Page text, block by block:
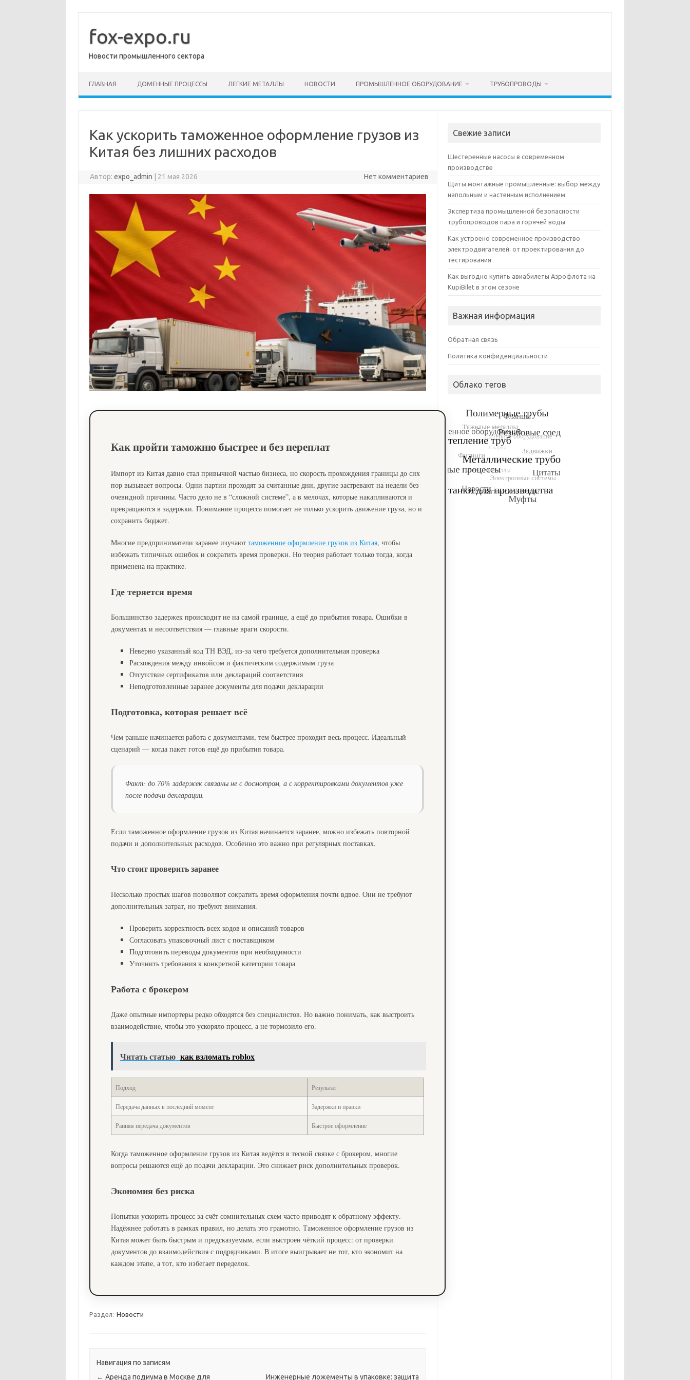
содержимому
fox-expo.ru
Новости промышленного сектора
ГЛАВНАЯ ДОМЕННЫЕ ПРОЦЕССЫ ЛЕГКИЕ МЕТАЛЛЫ НОВОСТИ ПРОМЫШЛЕННОЕ ОБОРУДОВАНИЕ ТРУБОПРОВОДЫ
Как ускорить таможенное оформление грузов из
Китая без лишних расходов
Автор:expo_admin 21 мая 2026 Нет комментариев
Как пройти таможню быстрее и без переплат
Импорт из Китая давно стал привычной частью бизнеса, но скорость прохождения границы до сих
пор вызывает вопросы. Одни партии проходят за считанные дни, другие застревают на недели без
очевидной причины. Часто дело не в “сложной системе”, а в мелочах, которые накапливаются и
превращаются в задержки. Понимание процесса помогает не только ускорить движение груза, но и
сохранить бюджет.
Многие предприниматели заранее изучают таможенное оформление грузов из Китая, чтобы
избежать типичных ошибок и сократить время проверки. Но теория работает только тогда, когда
применена на практике.
Где теряется время
Большинство задержек происходит не на самой границе, а ещё до прибытия товара. Ошибки в
документах и несоответствия — главные враги скорости.
Неверно указанный код ТН ВЭД, из-за чего требуется дополнительная проверка
Расхождения между инвойсом и фактическим содержимым груза
Отсутствие сертификатов или деклараций соответствия
Неподготовленные заранее документы для подачи декларации
Подготовка, которая решает всё
Чем раньше начинается работа с документами, тем быстрее проходит весь процесс. Идеальный
сценарий — когда пакет готов ещё до прибытия товара.
Факт: до 70% задержек связаны не с досмотром, а с корректировками документов уже
после подачи декларации.
Если таможенное оформление грузов из Китая начинается заранее, можно избежать повторной
подачи и дополнительных расходов. Особенно это важно при регулярных поставках.
Что стоит проверить заранее
Несколько простых шагов позволяют сократить время оформления почти вдвое. Они не требуют
дополнительных затрат, но требуют внимания.
Проверить корректность всех кодов и описаний товаров
Согласовать упаковочный лист с поставщиком
Подготовить переводы документов при необходимости
Уточнить требования к конкретной категории товара
Работа с брокером
Даже опытные импортеры редко обходятся без специалистов. Но важно понимать, как выстроить
взаимодействие, чтобы это ускоряло процесс, а не тормозило его.
Читать статью как взломать roblox
Подход Результат
Передача данных в последний момент Задержки и правки
Ранняя передача документов Быстрое оформление
Когда таможенное оформление грузов из Китая ведётся в тесной связке с брокером, многие
вопросы решаются ещё до подачи декларации. Это снижает риск дополнительных проверок.
Экономия без риска
Попытки ускорить процесс за счёт сомнительных схем часто приводят к обратному эффекту.
Надёжнее работать в рамках правил, но делать это грамотно. Таможенное оформление грузов из
Китая может быть быстрым и предсказуемым, если выстроен чёткий процесс: от проверки
документов до взаимодействия с подрядчиками. В итоге выигрывает не тот, кто экономит на
каждом этапе, а тот, кто избегает переделок.
Раздел: Новости
Навигация по записям
← Аренда подиума в Москве для Инженерные ложементы в упаковке: защита
Свежие записи
Шестеренные насосы в современном
производстве
Щиты монтажные промышленные: выбор между
напольным и настенным исполнением
Экспертиза промышленной безопасности
трубопроводов пара и горячей воды
Как устроено современное производство
электродвигателей: от проектирования до
тестирования
Как выгодно купить авиабилеты Аэрофлота на
KupiBilet в этом сезоне
Важная информация
Обратная связь
Политика конфиденциальности
Облако тегов